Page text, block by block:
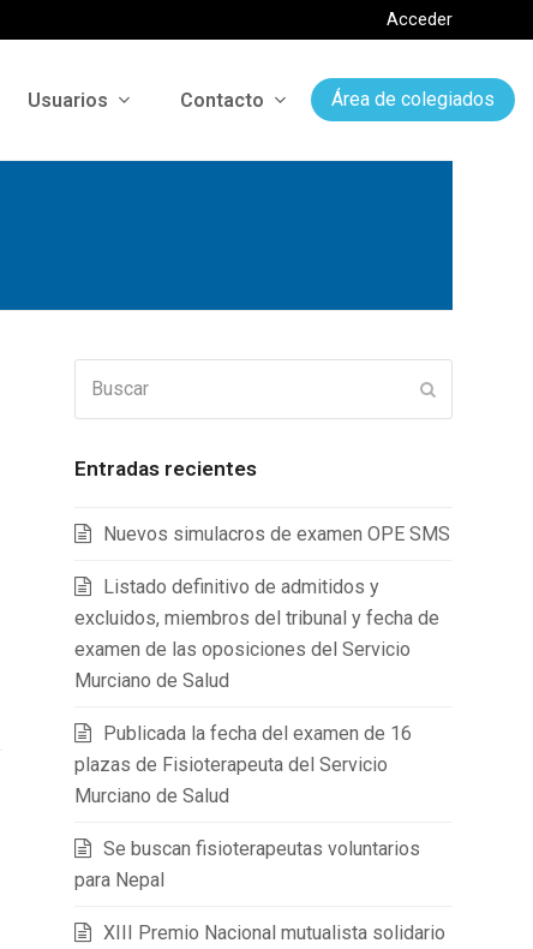
Acceder
Usuarios Contacto Área de colegiados
Entradas recientes
Nuevos simulacros de examen OPE SMS
Listado definitivo de admitidos y
excluidos, miembros del tribunal y fecha de
examen de las oposiciones del Servicio
Murciano de Salud
Publicada la fecha del examen de 16
plazas de Fisioterapeuta del Servicio
Murciano de Salud
Se buscan fisioterapeutas voluntarios
para Nepal
XIII Premio Nacional mutualista solidario